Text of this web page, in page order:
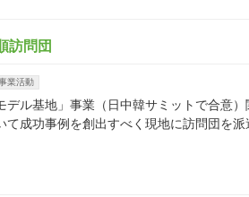
訪問団
業活動
デル基地」事業（日中韓サミットで合意
て成功事例を創出すべく現地に訪問団を派